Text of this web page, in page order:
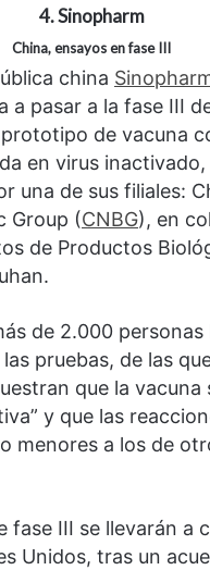
4. Sinopharm
China, ensayos en fase III
china
a pasar a la fase III
de vacuna
en virus
una de sus filiales:
Group (CNBG), en
de Productos
de 2.000 personas
pruebas, de las
que la vacuna
y que las
menores a los de
fase III se llevarán a
Unidos, tras un